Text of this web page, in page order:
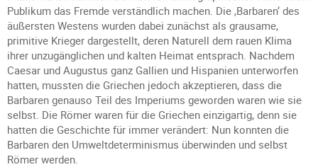
Publikum das Fremde verständlich machen. Die ,Barbaren‘ des
äußersten Westens wurden dabei zunächst als grausame,
primitive Krieger dargestellt, deren Naturell dem rauen Klima
ihrer unzugänglichen und kalten Heimat entsprach. Nachdem
Caesar und Augustus ganz Gallien und Hispanien unterworfen
hatten, mussten die Griechen jedoch akzeptieren, dass die
Barbaren genauso Teil des Imperiums geworden waren wie sie
selbst. Die Römer waren für die Griechen einzigartig, denn sie
hatten die Geschichte für immer verändert: Nun konnten die
Barbaren den Umweltdeterminismus überwinden und selbst
Römer werden.